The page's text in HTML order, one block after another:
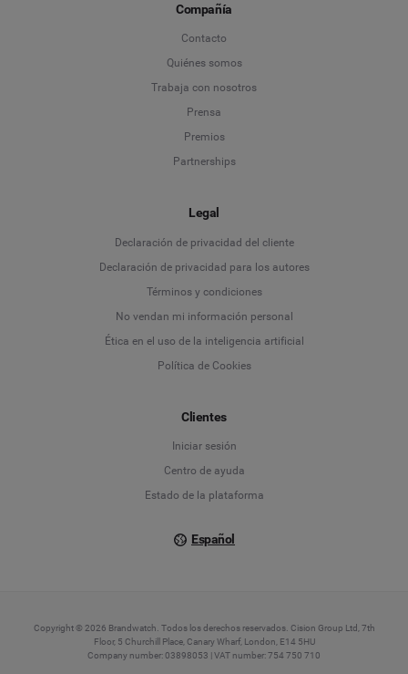
Compañía
Contacto
Quiénes somos
Trabaja con nosotros
Prensa
Premios
Partnerships
Legal
Declaración de privacidad del cliente
Declaración de privacidad para los autores
Términos y condiciones
No vendan mi información personal
Ética en el uso de la inteligencia artificial
Política de Cookies
Clientes
Iniciar sesión
Centro de ayuda
Estado de la plataforma
Español
Copyright © 2026 Brandwatch. Todos los derechos reservados. Cision Group Ltd, 7th
Floor, 5 Churchill Place, Canary Wharf, London, E14 5HU
Company number: 03898053 | VAT number: 754 750 710